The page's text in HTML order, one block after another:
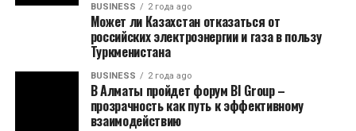
BUSINESS 2 года ago
Может ли Казахстан отказаться от
российских электроэнергии и газа в пользу
Туркменистана
BUSINESS 2 года ago
В Алматы пройдет форум BI Group –
прозрачность как путь к эффективному
взаимодействию